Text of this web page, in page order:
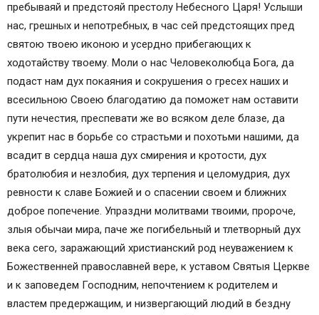
пребываяй и предстояй престолу Небесного Царя! Услыши
нас, грешных и непотребных, в час сей предстоящих пред
святою твоею иконою и усердно прибегающих к
ходотайству твоему. Моли о нас Человеколюбца Бога, да
подаст нам дух покаяния и сокрушения о гресех наших и
всесильною Своею благодатию да поможет нам оставити
пути нечестия, преспевати же во всяком деле блазе, да
укрепит нас в борьбе со страстьми и похотьми нашими, да
всадит в сердца наша дух смирения и кротости, дух
братолюбия и незлобия, дух терпения и целомудрия, дух
ревности к славе Божией и о спасении своем и ближних
доброе попечение. Упраздни молитвами твоими, пророче,
злыя обычаи мира, паче же погибельный и тлетворный дух
века сего, заражающий христианский род неуважением к
Божественней православней вере, к уставом Святыя Церкве
и к заповедем Господним, непочтением к родителем и
властем предержащим, и низвергающий людий в бездну